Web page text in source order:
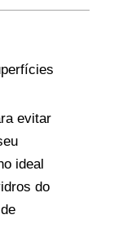
evitar
ideal
do